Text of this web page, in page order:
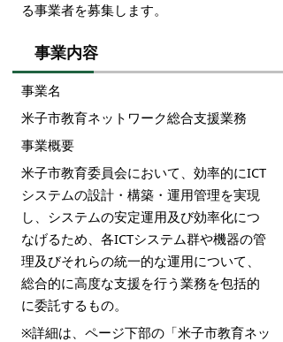
る事業者を募集します。
事業内容
事業名
米子市教育ネットワーク総合支援業務
事業概要
米子市教育委員会において、効率的にICT
システムの設計・構築・運用管理を実現
し、システムの安定運用及び効率化につ
なげるため、各ICTシステム群や機器の管
理及びそれらの統一的な運用について、
総合的に高度な支援を行う業務を包括的
に委託するもの。
※詳細は、ページ下部の「米子市教育ネッ